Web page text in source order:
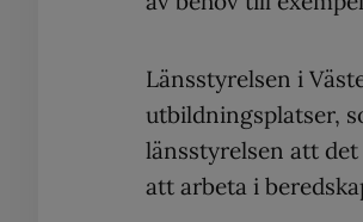
Länsstyrelsen i
utbildningsplatser,
länsstyrelsen att
att arbeta i